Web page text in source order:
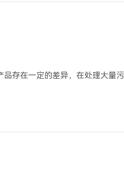
存在一定的差异，在处理大